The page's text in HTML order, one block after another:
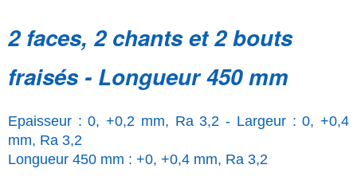
2 faces, 2 chants et 2 bouts
fraisés - Longueur 450 mm
Epaisseur : 0, +0,2 mm, Ra 3,2 - Largeur : 0, +0,4
mm, Ra 3,2
Longueur 450 mm : +0, +0,4 mm, Ra 3,2